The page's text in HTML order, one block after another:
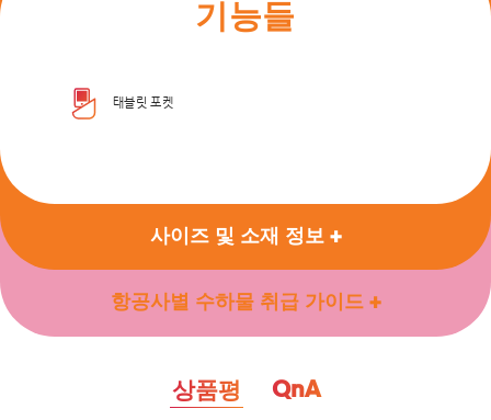
기능들
태블릿 포켓
사이즈 및 소재 정보
항공사별 수하물 취급 가이드
상품평 QnA